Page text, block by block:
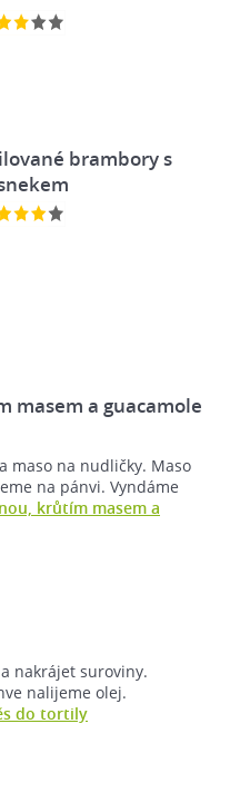
brambory s
masem a guacamole
maso na nudličky. Maso
na pánvi. Vyndáme
krůtím masem a
nakrájet suroviny.
nalijeme olej.
do tortily